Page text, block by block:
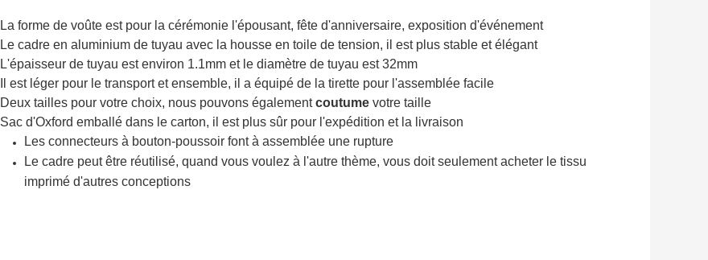
La forme de voûte est pour la cérémonie l'épousant, fête d'anniversaire, exposition d'événement
Le cadre en aluminium de tuyau avec la housse en toile de tension, il est plus stable et élégant
L'épaisseur de tuyau est environ 1.1mm et le diamètre de tuyau est 32mm
Il est léger pour le transport et ensemble, il a équipé de la tirette pour l'assemblée facile
Deux tailles pour votre choix, nous pouvons égalementcoutume votre taille
Sac d'Oxford emballé dans le carton, il est plus sûr pour l'expédition et la livraison
Les connecteurs à bouton-poussoir font à assemblée une rupture
Le cadre peut être réutilisé, quand vous voulez à l'autre thème, vous doit seulement acheter le tissu
imprimé d'autres conceptions